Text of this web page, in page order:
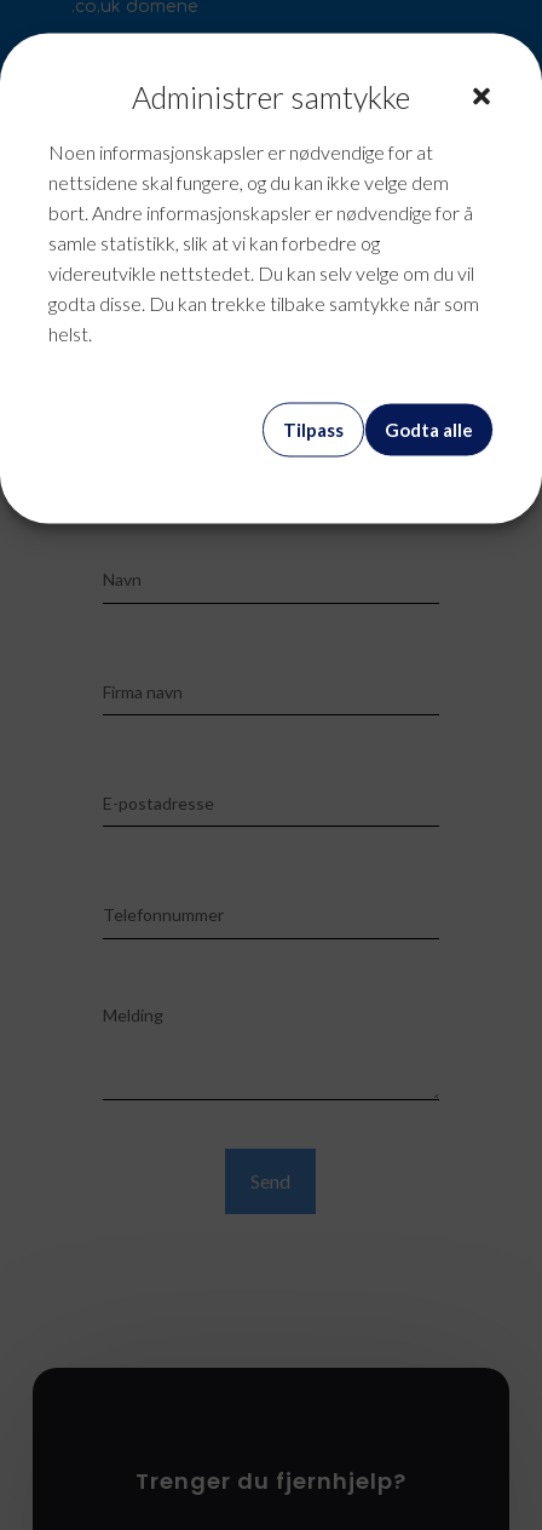
Administrer samtykke
Noen informasjonskapsler er nødvendige for at
nettsidene skal fungere, og du kan ikke velge dem
bort. Andre informasjonskapsler er nødvendige for å
samle statistikk, slik at vi kan forbedre og
videreutvikle nettstedet. Du kan selv velge om du vil
godta disse. Du kan trekke tilbake samtykke når som
helst.
Godta alle
Tilpass
.co.uk domene
.dk domene
Kontaktskjema
Navn
Firma navn
E-postadresse
Telefonnummer
Melding
Send
Trenger du fjernhjelp?